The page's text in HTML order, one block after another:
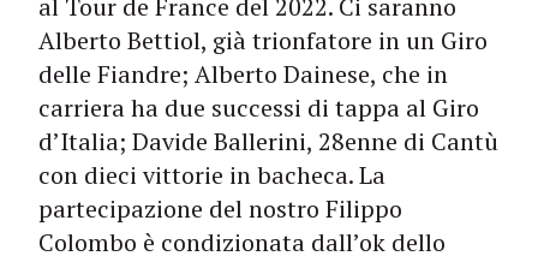
al Tour de France del 2022. Ci saranno
Alberto Bettiol, già trionfatore in un Giro
delle Fiandre; Alberto Dainese, che in
carriera ha due successi di tappa al Giro
d’Italia; Davide Ballerini, 28enne di Cantù
con dieci vittorie in bacheca. La
partecipazione del nostro Filippo
Colombo è condizionata dall’ok dello